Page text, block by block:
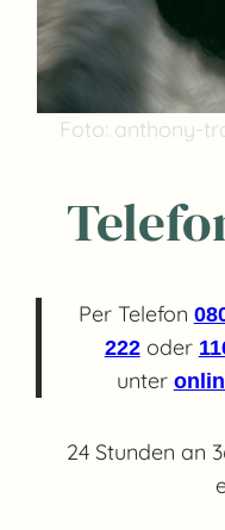
Foto: anthony-
Per Telefon
222oder
unter
24 Stunden an